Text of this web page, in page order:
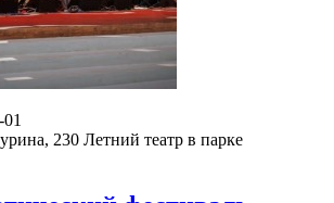
230 Летний театр в парке